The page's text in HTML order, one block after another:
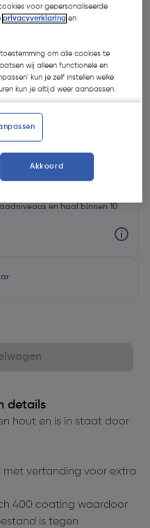
en haal binnen 10
details
hout en is in staat door
vertanding voor extra
400 coating waardoor
is tegen
voor gepersonaliseerde
privacyverklaring en
om alle cookies te
wij alleen functionele en
kun je zelf instellen welke
kun je altijd weer aanpassen.
Akkoord